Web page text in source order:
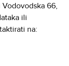
Vodovodska 66,
ili
na: